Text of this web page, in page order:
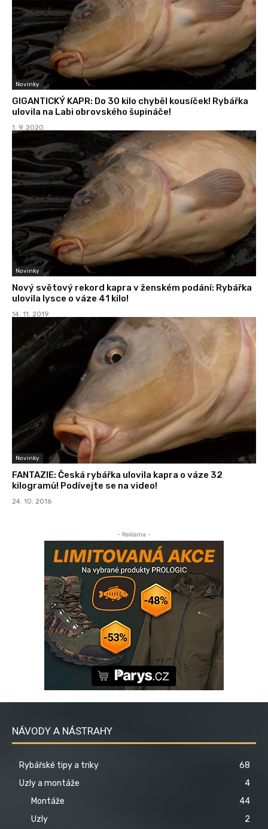
Novinky
GIGANTICKÝ KAPR: Do 30 kilo chyběl kousíček! Rybářka
ulovila na Labi obrovského šupináče!
1. 9. 2020
Novinky
Nový světový rekord kapra v ženském podání: Rybářka
ulovila lysce o váze 41 kilo!
14. 11. 2019
Novinky
FANTAZIE: Česká rybářka ulovila kapra o váze 32
kilogramů! Podívejte se na video!
24. 10. 2016
- Reklama -
NÁVODY A NÁSTRAHY
Rybářské tipy a triky
68
Uzly a montáže
4
Montáže
44
Uzly
2